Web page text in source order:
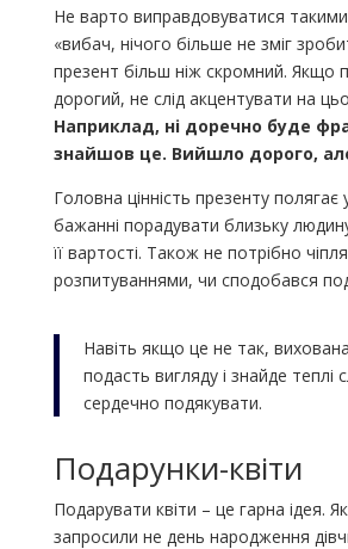
Не варто виправдовуватися
«вибач, нічого більше не зміг
презент більш ніж скромний. Якщо
дорогий, не слід акцентувати на
Наприклад, ні доречно буде
знайшов це. Вийшло дорого,
Головна цінність презенту
бажанні порадувати близьку
її вартості. Також не потрібно
розпитуваннями, чи сподобався
Навіть якщо це не так,
подасть вигляду і знайде теплі
сердечно подякувати.
Подарунки-квіти
Подарувати квіти – це гарна ідея.
запросили не день народження